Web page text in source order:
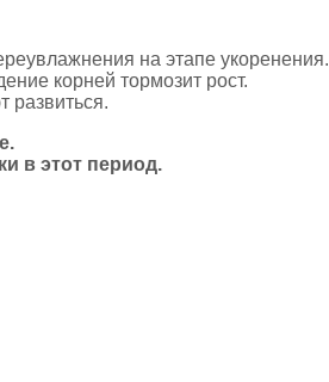
на этапе укоренения.
корней тормозит рост.
развиться.
в этот период.